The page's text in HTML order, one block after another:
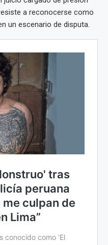
a reconocerse como
un escenario de disputa.